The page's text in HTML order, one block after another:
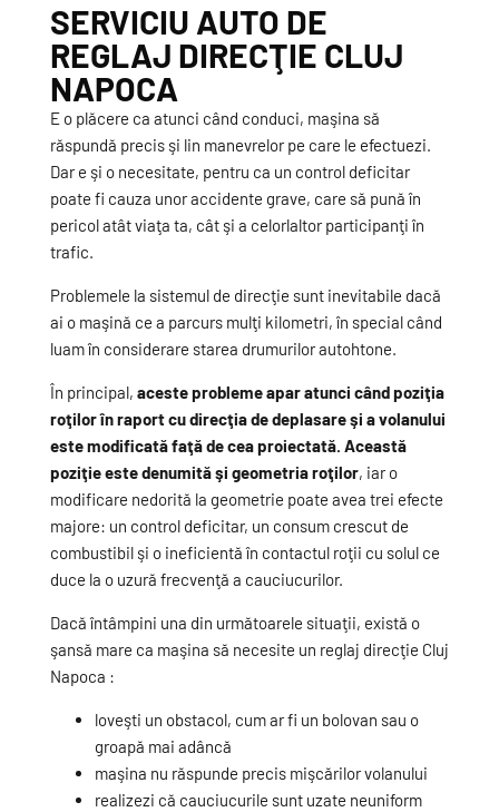
SERVICIU AUTO DE
REGLAJ DIRECŢIE CLUJ
NAPOCA
E o plăcere ca atunci când conduci, maşina să
răspundă precis şi lin manevrelor pe care le efectuezi.
Dar e şi o necesitate, pentru ca un control deficitar
poate fi cauza unor accidente grave, care să pună în
pericol atât viaţa ta, cât şi a celorlaltor participanţi în
trafic.
Problemele la sistemul de direcţie sunt inevitabile dacă
ai o maşină ce a parcurs mulţi kilometri, în special când
luam în considerare starea drumurilor autohtone.
În principal, aceste probleme apar atunci când poziţia
roţilor în raport cu direcţia de deplasare şi a volanului
este modificată faţă de cea proiectată. Această
poziţie este denumită şi geometria roţilor, iar o
modificare nedorită la geometrie poate avea trei efecte
majore: un control deficitar, un consum crescut de
combustibil şi o ineficientă în contactul roţii cu solul ce
duce la o uzură frecvenţă a cauciucurilor.
Dacă întâmpini una din următoarele situaţii, există o
şansă mare ca maşina să necesite un reglaj direcţie Cluj
Napoca :
loveşti un obstacol, cum ar fi un bolovan sau o
groapă mai adâncă
maşina nu răspunde precis mişcărilor volanului
realizezi că cauciucurile sunt uzate neuniform